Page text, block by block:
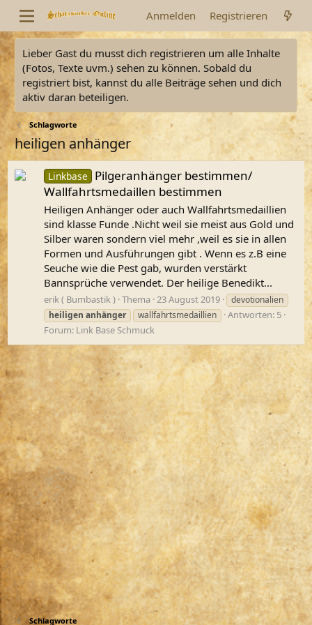
Anmelden Registrieren
Lieber Gast du musst dich registrieren um alle Inhalte
(Fotos, Texte uvm.) sehen zu können. Sobald du
registriert bist, kannst du alle Beiträge sehen und dich
aktiv daran beteiligen.
Schlagworte
heiligen anhänger
Linkbase
Pilgeranhänger bestimmen/
Wallfahrtsmedaillen bestimmen
Heiligen Anhänger oder auch Wallfahrtsmedaillien
sind klasse Funde .Nicht weil sie meist aus Gold und
Silber waren sondern viel mehr ,weil es sie in allen
Formen und Ausführungen gibt . Wenn es z.B eine
Seuche wie die Pest gab, wurden verstärkt
Bannsprüche verwendet. Der heilige Benedikt...
erik ( Bumbastik ) Thema 23 August 2019
devotionalien
heiligen anhänger wallfahrtsmedaillien
Antworten: 5
Forum: Link Base Schmuck
Schlagworte